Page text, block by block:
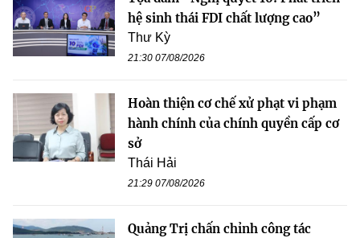
hệ sinh thái FDI chất lượng cao”
Thư Kỳ
21:30 07/08/2026
Hoàn thiện cơ chế xử phạt vi phạm
hành chính của chính quyền cấp cơ
sở
Thái Hải
21:29 07/08/2026
Quảng Trị chấn chỉnh công tác